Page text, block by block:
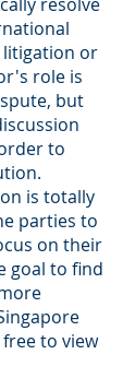
litigation or
role is
but
to
is totally
parties to
on their
goal to find
to view